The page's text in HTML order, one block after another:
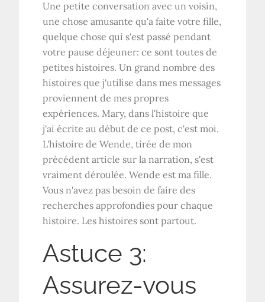
Une petite conversation avec un voisin,
une chose amusante qu'a faite votre fille,
quelque chose qui s'est passé pendant
votre pause déjeuner: ce sont toutes de
petites histoires. Un grand nombre des
histoires que j'utilise dans mes messages
proviennent de mes propres
expériences. Mary, dans l'histoire que
j'ai écrite au début de ce post, c'est moi.
L'histoire de Wende, tirée de mon
précédent article sur la narration, s'est
vraiment déroulée. Wende est ma fille.
Vous n'avez pas besoin de faire des
recherches approfondies pour chaque
histoire. Les histoires sont partout.
Astuce 3:
Assurez-vous